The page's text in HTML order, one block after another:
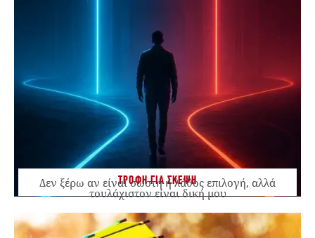
ΤΡΟΦΗ ΓΙΑ ΣΚΕΨΗ
Δεν ξέρω αν είναι σωστή ή λάθος επιλογή, αλλά
τουλάχιστον είναι δική μου